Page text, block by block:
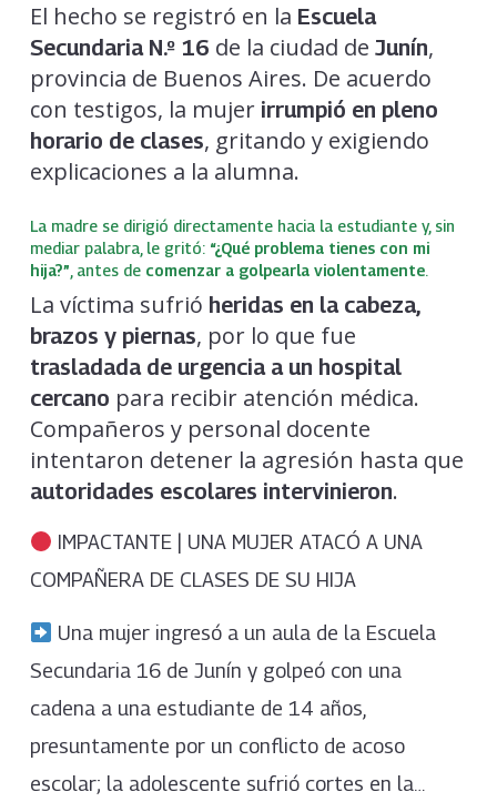
El hecho se registró en la Escuela
Secundaria N.º 16 de la ciudad de Junín,
provincia de Buenos Aires. De acuerdo
con testigos, la mujer irrumpió en pleno
horario de clases, gritando y exigiendo
explicaciones a la alumna.
La madre se dirigió directamente hacia la estudiante y, sin
mediar palabra, le gritó: “¿Qué problema tienes con mi
hija?” , antes de comenzar a golpearla violentamente.
La víctima sufrió heridas en la cabeza,
brazos y piernas, por lo que fue
trasladada de urgencia a un hospital
cercano para recibir atención médica.
Compañeros y personal docente
intentaron detener la agresión hasta que
autoridades escolares intervinieron.
IMPACTANTE | UNA MUJER ATACÓ A UNA
COMPAÑERA DE CLASES DE SU HIJA
Una mujer ingresó a un aula de la Escuela
Secundaria 16 de Junín y golpeó con una
cadena a una estudiante de 14 años,
presuntamente por un conflicto de acoso
escolar; la adolescente sufrió cortes en la…